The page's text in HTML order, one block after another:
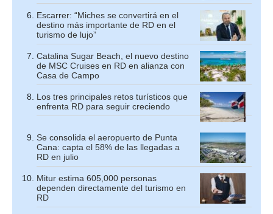
Escarrer: “Miches se convertirá en el
destino más importante de RD en el
turismo de lujo”
Catalina Sugar Beach, el nuevo destino
de MSC Cruises en RD en alianza con
Casa de Campo
Los tres principales retos turísticos que
enfrenta RD para seguir creciendo
Se consolida el aeropuerto de Punta
Cana: capta el 58% de las llegadas a
RD en julio
Mitur estima 605,000 personas
dependen directamente del turismo en
RD